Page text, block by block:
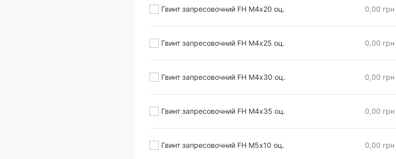
Гвинт запресовочний FH М4х20 оц. 0,00 грн
Гвинт запресовочний FH М4х25 оц. 0,00 грн
Гвинт запресовочний FH М4х30 оц. 0,00 грн
Гвинт запресовочний FH М4х35 оц. 0,00 грн
Гвинт запресовочний FH М5х10 оц. 0,00 грн